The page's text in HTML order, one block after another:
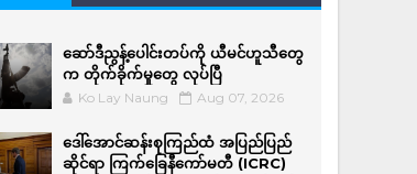
ဆော်ဒီညွန့်ပေါင်းတပ်ကို ယီမင်ဟူသီတွေ
က တိုက်ခိုက်မှုတွေ လုပ်ပြီ
Ko Lay Naung Aug 07, 2026
ဒေါ်အောင်ဆန်းစုကြည်ထံ အပြည်ပြည်
ဆိုင်ရာ ကြက်ခြေနီကော်မတီ (ICRC)